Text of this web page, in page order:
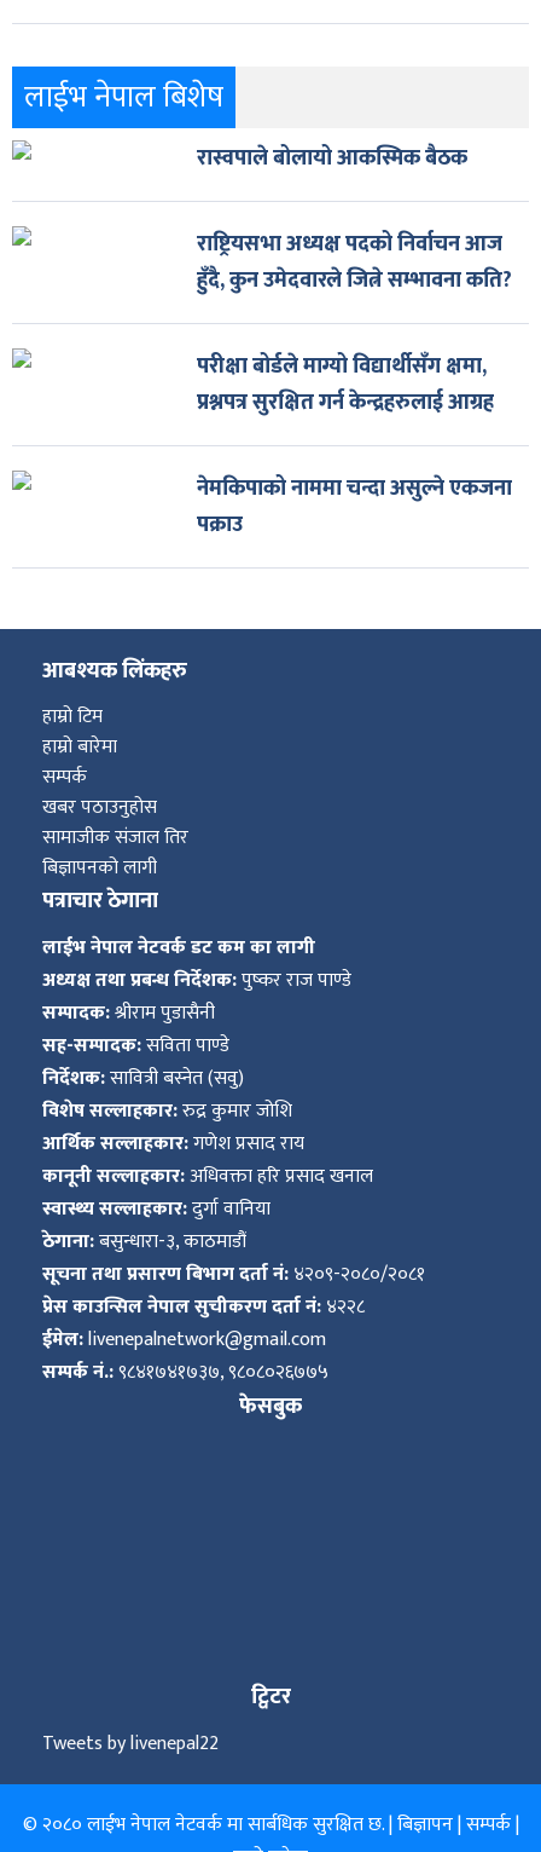
लाईभ नेपाल बिशेष
रास्वपाले बोलायो आकस्मिक बैठक
राष्ट्रियसभा अध्यक्ष पदको निर्वाचन आज
हुँदै, कुन उमेदवारले जित्ने सम्भावना कति?
परीक्षा बोर्डले माग्यो विद्यार्थीसँग क्षमा,
प्रश्नपत्र सुरक्षित गर्न केन्द्रहरुलाई आग्रह
नेमकिपाको नाममा चन्दा असुल्ने एकजना
पक्राउ
आबश्यक लिंकहरु
हाम्रो टिम
हाम्रो बारेमा
सम्पर्क
खबर पठाउनुहोस
सामाजीक संजाल तिर
बिज्ञापनको लागी
पत्राचार ठेगाना
लाईभ नेपाल नेटवर्क डट कम का लागी
अध्यक्ष तथा प्रबन्ध निर्देशक:पुष्कर राज पाण्डे
सम्पादक:श्रीराम पुडासैनी
सह-सम्पादक:सविता पाण्डे
निर्देशक:सावित्री बस्नेत (सवु)
विशेष सल्लाहकार:रुद्र कुमार जोशि
आर्थिक सल्लाहकार:गणेश प्रसाद राय
कानूनी सल्लाहकार:अधिवक्ता हरि प्रसाद खनाल
स्वास्थ्य सल्लाहकार:दुर्गा वानिया
ठेगाना:बसुन्धारा-३, काठमाडौं
सूचना तथा प्रसारण बिभाग दर्ता नं:४२०९-२०८०/२०८१
प्रेस काउन्सिल नेपाल सुचीकरण दर्ता नं:४२२८
ईमेल:livenepalnetwork@gmail.com
सम्पर्क नं.:९८४१७४१७३७, ९८०८०२६७७५
फेसबुक
ट्विटर
Tweets by livenepal22
© २०८० लाईभ नेपाल नेटवर्क मा सार्बधिक सुरक्षित छ. |बिज्ञापन|सम्पर्क|